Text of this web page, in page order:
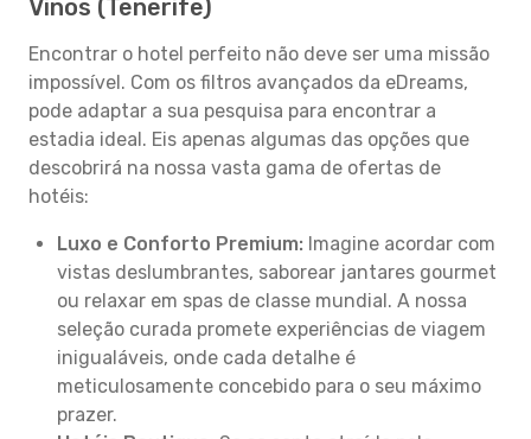
Vinos (Tenerife)
Encontrar o hotel perfeito não deve ser uma missão
impossível. Com os filtros avançados da eDreams,
pode adaptar a sua pesquisa para encontrar a
estadia ideal. Eis apenas algumas das opções que
descobrirá na nossa vasta gama de ofertas de
hotéis:
Luxo e Conforto Premium: Imagine acordar com
vistas deslumbrantes, saborear jantares gourmet
ou relaxar em spas de classe mundial. A nossa
seleção curada promete experiências de viagem
inigualáveis, onde cada detalhe é
meticulosamente concebido para o seu máximo
prazer.